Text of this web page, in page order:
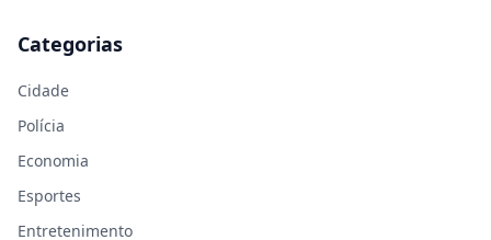
Categorias
Cidade
Polícia
Economia
Esportes
Entretenimento